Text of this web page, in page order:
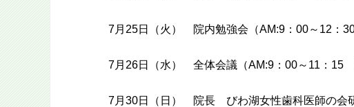
7月25日（火） 院内勉強会（AM:9：00～12：
7月26日（水） 全体会議（AM:9：00～11：15
7月30日（日） 院長 びわ湖女性歯科医師の会